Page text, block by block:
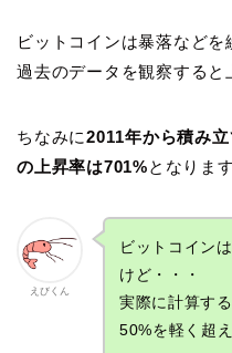
ビットコインは暴落など
過去のデータを観察すると
ちなみに2011年から積み
の上昇率は701%となります
えびくん
ビットコイン
けど・・・
実際に計算す
50%を軽く超